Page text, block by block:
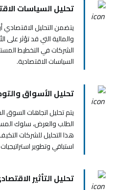
تحليل السياسات
يتضمن التحليل الاقتصادي
والمالية التي قد تؤثر على
الشركات في التخطيط
السياسات الاقتصادية.
تحليل الأسواق
يتم تحليل اتجاهات السوق
الطلب والعرض، سلوك
هذا التحليل للشركات
استباقي وتطوير
تحليل التأثير